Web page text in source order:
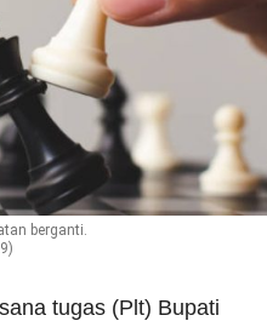
berganti.
tugas (Plt) Bupati